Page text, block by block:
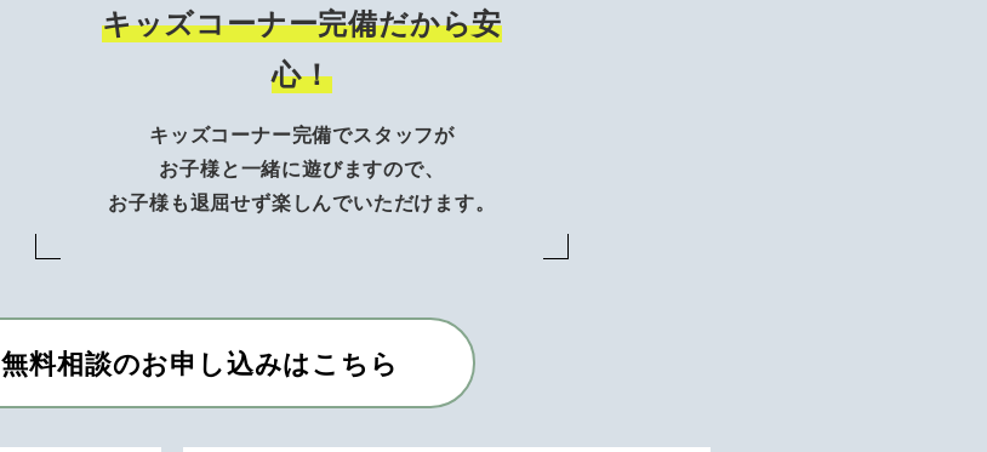
キッズコーナー完備だから安
心！
キッズコーナー完備でスタッフが
お子様と一緒に遊びますので、
お子様も退屈せず楽しんでいただけます。
無料相談のお申し込みはこちら